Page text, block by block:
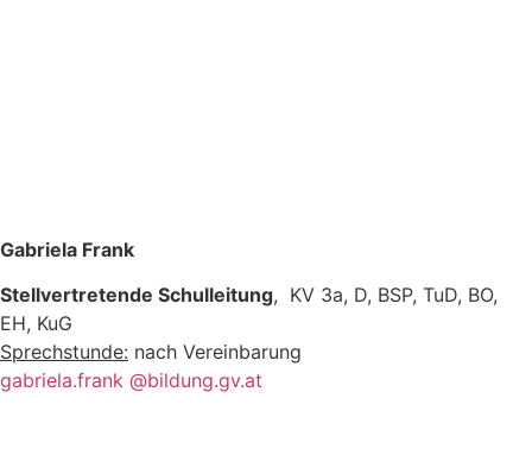
Gabriela Frank
Stellvertretende Schulleitung, KV 3a, D, BSP, TuD, BO,
EH, KuG
Sprechstunde: nach Vereinbarung
gabriela.frank @bildung.gv.at